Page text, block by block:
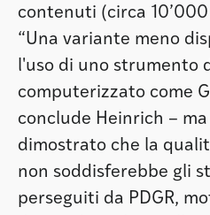
contenuti (circa
“Una variante meno
l'uso di uno strumento
computerizzato come
conclude Heinrich –
dimostrato che la
non soddisferebbe gli
perseguiti da PDGR,